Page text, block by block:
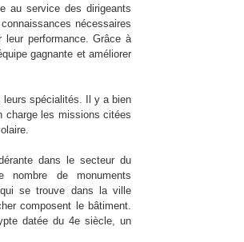
au service des dirigeants
nécessaires
performance. Grâce à
gagnante et améliorer
leurs spécialités. Il y a bien
charge les missions citées
dans le secteur du
nombre de monuments
se trouve dans la ville
composent le bâtiment.
datée du 4e siècle, un